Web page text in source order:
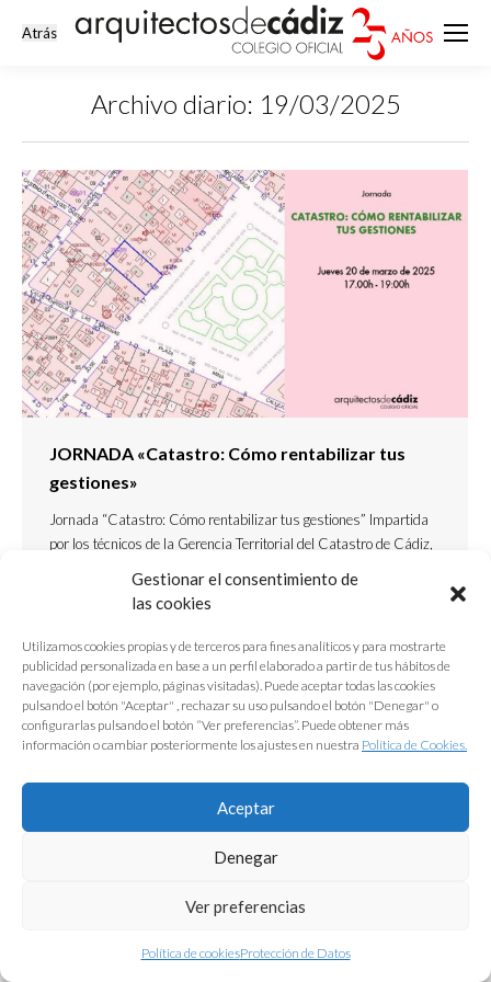
Gestionar el consentimiento de
las cookies
Utilizamos cookies propias y de terceros para fines analíticos y para mostrarte
publicidad personalizada en base a un perfil elaborado a partir de tus hábitos de
navegación (por ejemplo, páginas visitadas). Puede aceptar todas las cookies
pulsando el botón "Aceptar" , rechazar su uso pulsando el botón "Denegar" o
configurarlas pulsando el botón “Ver preferencias”. Puede obtener más
información o cambiar posteriormente los ajustes en nuestra Política de Cookies.
Aceptar
Denegar
Ver preferencias
Política de cookiesProtección de Datos
Archivo diario: 19/03/2025
JORNADA «Catastro: Cómo rentabilizar tus
gestiones»
Jornada “Catastro: Cómo rentabilizar tus gestiones” Impartida
por los técnicos de la Gerencia Territorial del Catastro de Cádiz,
profundidad el funcionamiento y las novedades de la sede
electrónica del Catastro…
Protección de Datos|Aviso Legal|Política de Cookies